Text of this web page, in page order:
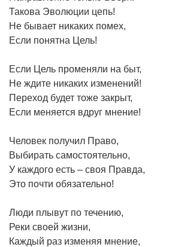
Такова Эволюции цепь!
Не бывает никаких помех,
Если понятна Цель!
Если Цель променяли на быт,
Не ждите никаких изменений!
Переход будет тоже закрыт,
Если меняется вдруг мнение!
Человек получил Право,
Выбирать самостоятельно,
У каждого есть – своя Правда,
Это почти обязательно!
Люди плывут по течению,
Реки своей жизни,
Каждый раз изменяя мнение,